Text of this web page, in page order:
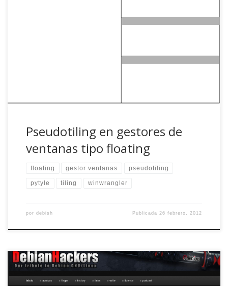
Si sois usuarios de uno de los muchos gestores de
ventanas en modo floating (fluxbox, openbox, icewm,
automatizada de los gestores tiling. Para suplir esa
carencia, existen algunos programas que nos […]
Pseudotiling en gestores de
ventanas tipo floating
floating gestor ventanas pseudotiling
pytyle tiling winwrangler
por debish Publicada26 febrero, 2012